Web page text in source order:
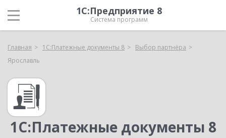
1С:Предприятие 8
Система программ
Главная 1С:Платежные документы 8
Выбор партнёра
Ярославль
1С:Платежные документы 8